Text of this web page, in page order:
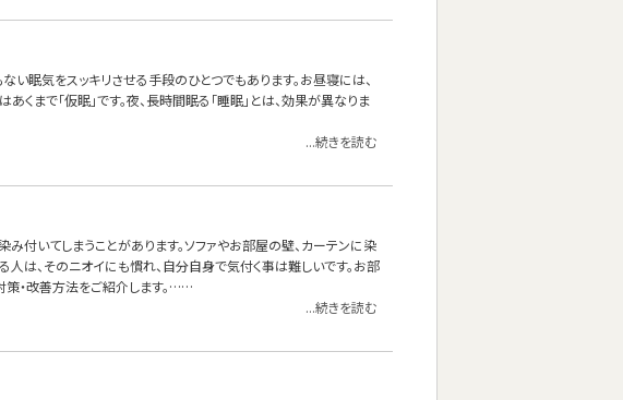
い眠気をスッキリさせる手段のひとつでもあります。お昼寝には、
くまで「仮眠」です。夜、長時間眠る「睡眠」とは、効果が異なりま
...続きを読む
付いてしまうことがあります。ソファやお部屋の壁、カーテンに染
は、そのニオイにも慣れ、自分自身で気付く事は難しいです。お部
策・改善方法をご紹介します。……
...続きを読む